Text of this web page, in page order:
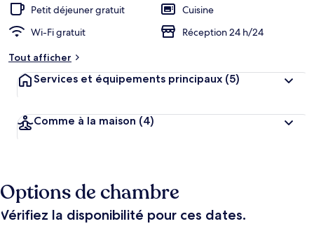
Petit déjeuner gratuit
Cuisine
Wi-Fi gratuit
Réception 24 h/24
Tout afficher
Services et équipements principaux (5)
Comme à la maison (4)
Options de chambre
Vérifiez la disponibilité pour ces dates.